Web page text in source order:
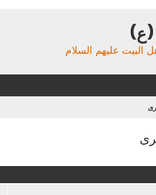
البيت عليهم السلام